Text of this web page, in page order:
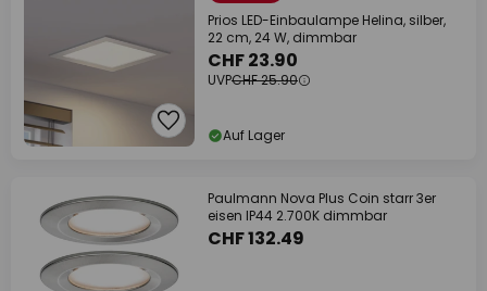
Prios LED-Einbaulampe Helina, silber,
22 cm, 24 W, dimmbar
CHF 23.90
UVPCHF 25.90
Auf Lager
Paulmann Nova Plus Coin starr 3er
eisen IP44 2.700K dimmbar
CHF 132.49